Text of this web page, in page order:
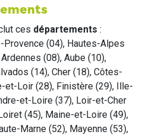
ces départements :
(04), Hautes-Alpes
(08), Aube (10),
(14), Cher (18), Côtes-
et-Loir (28), Finistère (29), Ille-
et-Loire (37), Loir-et-Cher
(45), Maine-et-Loire (49),
Marne (52), Mayenne (53),